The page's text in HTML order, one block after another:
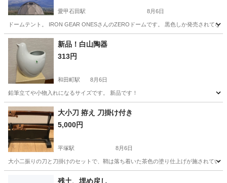
愛甲石田駅 8月6日
ドームテント。 IRON GEAR ONESさんのZEROドームです。 黒色しか発売されて
神奈川 伊勢原市 愛甲石田駅
新品！白山陶器
313円
和田町駅 8月6日
鉛筆立てや小物入れになるサイズです。 新品です！
神奈川 横浜市 和田町駅 その他
大小刀 拵え 刀掛け付き
5,000円
平塚駅 8月6日
大小二振りの刀と刀掛けのセットで、鞘は落ち着いた茶色の塗り仕上げが施されてい
平塚駅 その他
残土、埋め戻し